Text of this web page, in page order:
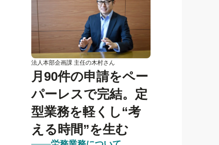
法人本部企画課 主任の木村さん
月90件の申請をペー
パーレスで完結。定
型業務を軽くし“考
える時間”を生む